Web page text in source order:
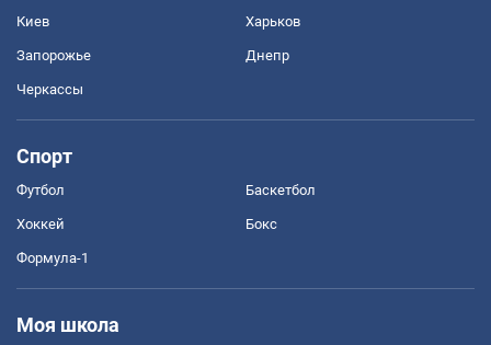
Киев Харьков
Запорожье Днепр
Черкассы
Спорт
Футбол Баскетбол
Хоккей Бокс
Формула-1
Моя школа